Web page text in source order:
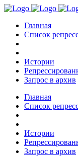
Главная
Список
Истории
Запрос в архив
Главная
Список
Истории
Запрос в архив